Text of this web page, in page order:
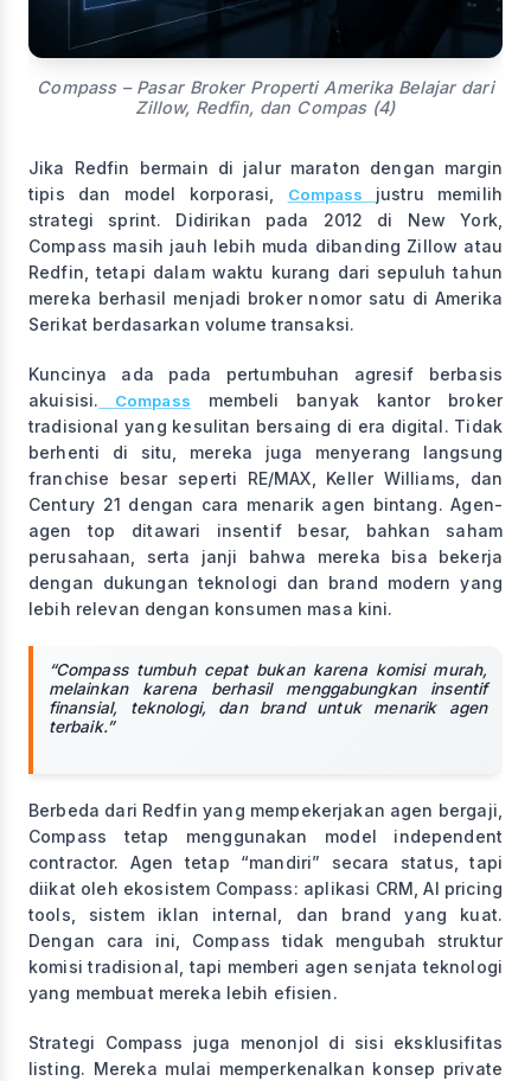
Compass – Pasar Broker Properti Amerika Belajar dari
Zillow, Redfin, dan Compas (4)
Jika Redfin bermain di jalur maraton dengan margin
tipis dan model korporasi,
Compass justru memilih
strategi sprint. Didirikan pada 2012 di New York,
Compass masih jauh lebih muda dibanding Zillow atau
Redfin, tetapi dalam waktu kurang dari sepuluh tahun
mereka berhasil menjadi broker nomor satu di Amerika
Serikat berdasarkan volume transaksi.
Kuncinya ada pada pertumbuhan agresif berbasis
akuisisi. Compass membeli banyak kantor broker
tradisional yang kesulitan bersaing di era digital. Tidak
berhenti di situ, mereka juga menyerang langsung
franchise besar seperti RE/MAX, Keller Williams, dan
Century 21 dengan cara menarik agen bintang. Agen-
agen top ditawari insentif besar, bahkan saham
perusahaan, serta janji bahwa mereka bisa bekerja
dengan dukungan teknologi dan brand modern yang
lebih relevan dengan konsumen masa kini.
“Compass tumbuh cepat bukan karena komisi murah,
melainkan karena berhasil menggabungkan insentif
finansial, teknologi, dan brand untuk menarik agen
terbaik.”
Berbeda dari Redfin yang mempekerjakan agen bergaji,
Compass tetap menggunakan model independent
contractor. Agen tetap “mandiri” secara status, tapi
diikat oleh ekosistem Compass: aplikasi CRM, AI pricing
tools, sistem iklan internal, dan brand yang kuat.
Dengan cara ini, Compass tidak mengubah struktur
komisi tradisional, tapi memberi agen senjata teknologi
yang membuat mereka lebih efisien.
Strategi Compass juga menonjol di sisi eksklusifitas
listing. Mereka mulai memperkenalkan konsep private